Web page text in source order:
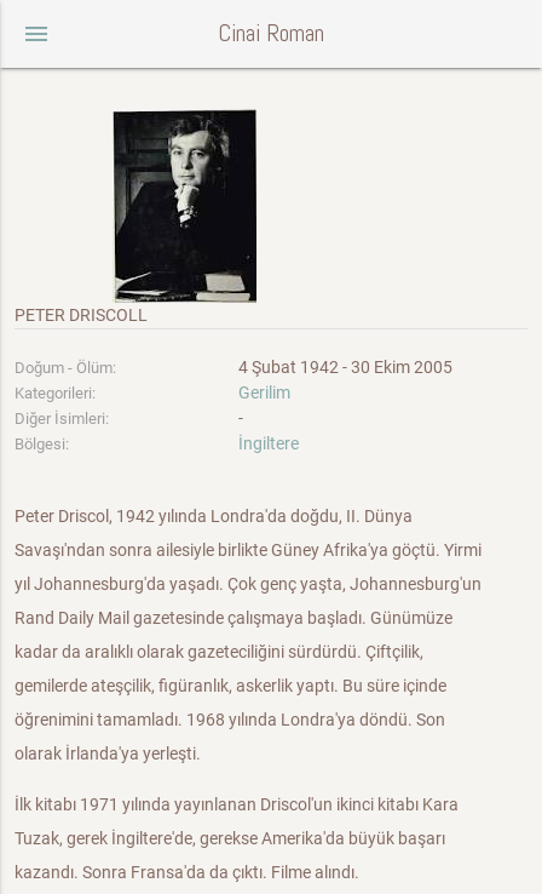
menu Cinai Roman
PETER DRISCOLL
Doğum - Ölüm: 4 Şubat 1942 - 30 Ekim 2005
Kategorileri: Gerilim
Diğer İsimleri: -
Bölgesi: İngiltere
Peter Driscol, 1942 yılında Londra'da doğdu, II. Dünya
Savaşı'ndan sonra ailesiyle birlikte Güney Afrika'ya göçtü. Yirmi
yıl Johannesburg'da yaşadı. Çok genç yaşta, Johannesburg'un
Rand Daily Mail gazetesinde çalışmaya başladı. Günümüze
kadar da aralıklı olarak gazeteciliğini sürdürdü. Çiftçilik,
gemilerde ateşçilik, figüranlık, askerlik yaptı. Bu süre içinde
öğrenimini tamamladı. 1968 yılında Londra'ya döndü. Son
olarak İrlanda'ya yerleşti.
İlk kitabı 1971 yılında yayınlanan Driscol'un ikinci kitabı Kara
Tuzak, gerek İngiltere'de, gerekse Amerika'da büyük başarı
kazandı. Sonra Fransa'da da çıktı. Filme alındı.